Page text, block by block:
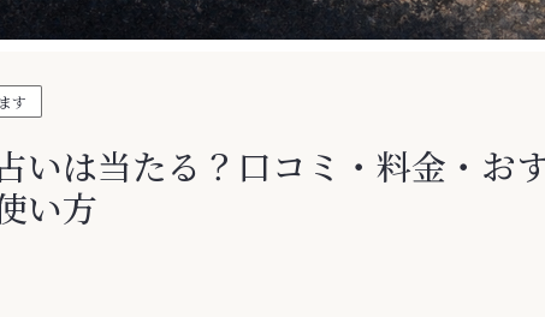
す
いは当たる？口コミ・料金・お
い方